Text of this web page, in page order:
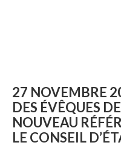
27 NOVEMBRE
DES ÉVÊQUES
NOUVEAU
LE CONSEIL